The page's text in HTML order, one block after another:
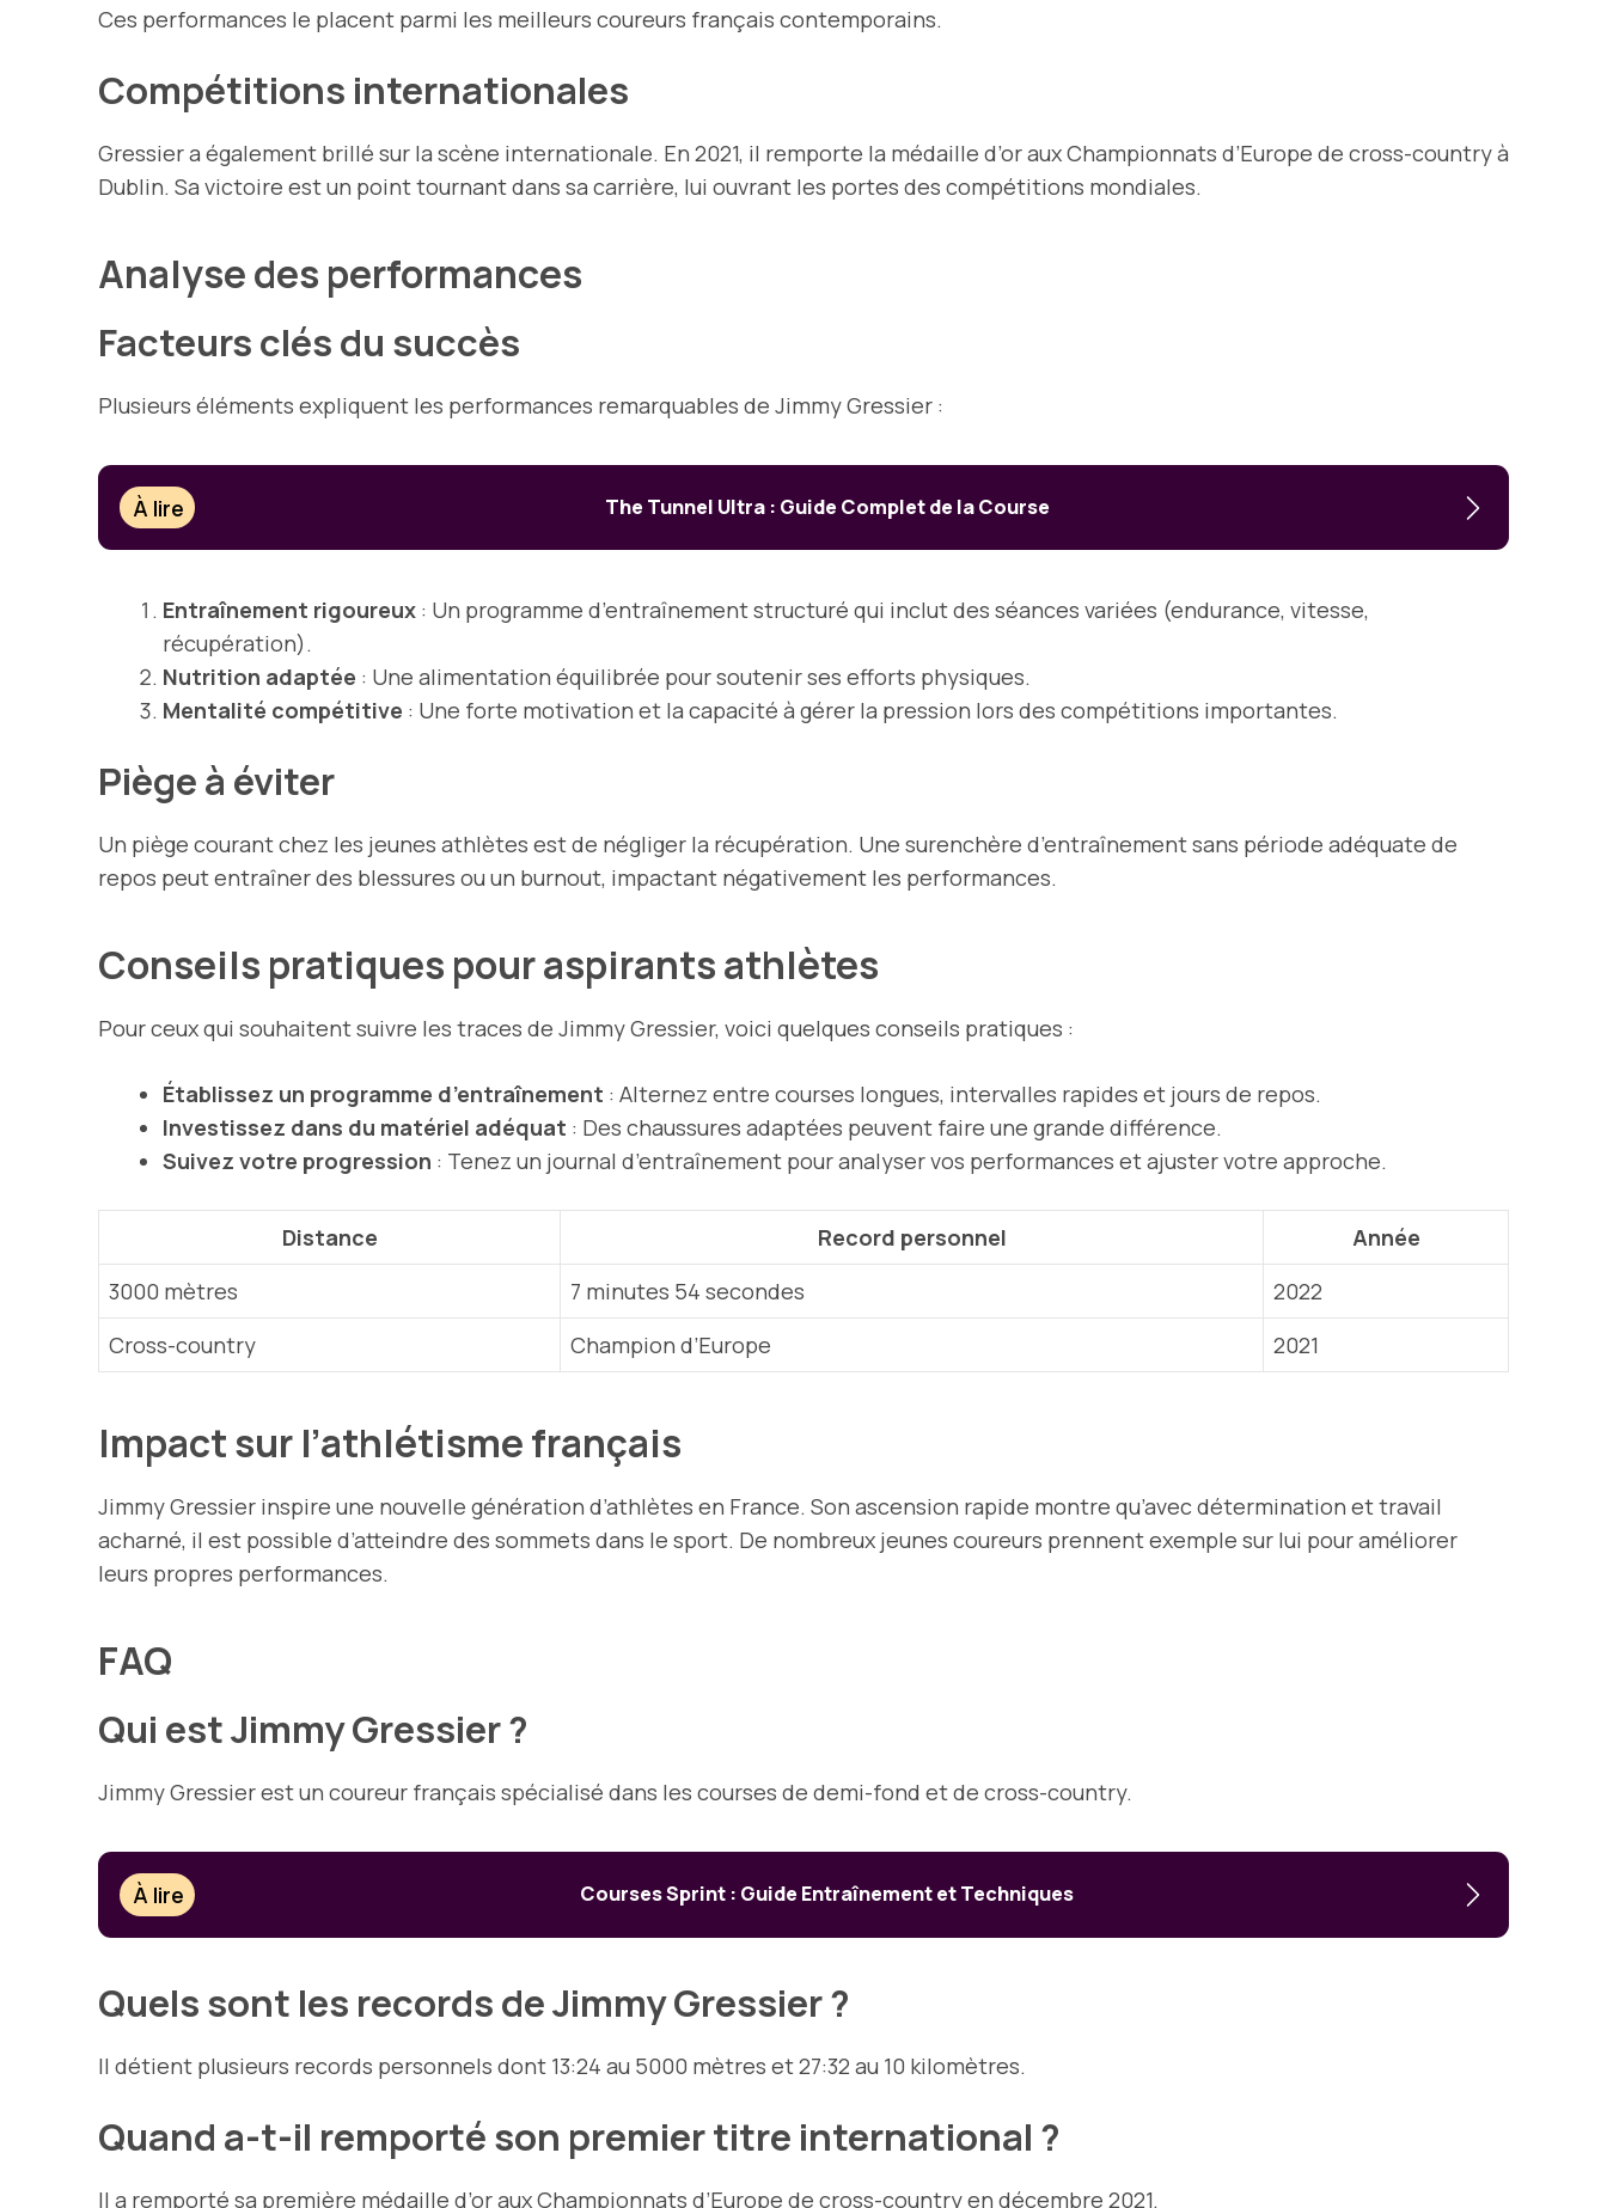
Ces performances le placent parmi les meilleurs coureurs français contemporains.
Compétitions internationales
Gressier a également brillé sur la scène internationale. En 2021, il remporte la médaille d’or aux Championnats d’Europe de cross-country à
Dublin. Sa victoire est un point tournant dans sa carrière, lui ouvrant les portes des compétitions mondiales.
Analyse des performances
Facteurs clés du succès
Plusieurs éléments expliquent les performances remarquables de Jimmy Gressier :
À lire The Tunnel Ultra : Guide Complet de la Course
Entraînement rigoureux : Un programme d’entraînement structuré qui inclut des séances variées (endurance, vitesse,
récupération).
Nutrition adaptée : Une alimentation équilibrée pour soutenir ses efforts physiques.
Mentalité compétitive : Une forte motivation et la capacité à gérer la pression lors des compétitions importantes.
Piège à éviter
Un piège courant chez les jeunes athlètes est de négliger la récupération. Une surenchère d’entraînement sans période adéquate de
repos peut entraîner des blessures ou un burnout, impactant négativement les performances.
Conseils pratiques pour aspirants athlètes
Pour ceux qui souhaitent suivre les traces de Jimmy Gressier, voici quelques conseils pratiques :
Établissez un programme d’entraînement : Alternez entre courses longues, intervalles rapides et jours de repos.
Investissez dans du matériel adéquat : Des chaussures adaptées peuvent faire une grande différence.
Suivez votre progression : Tenez un journal d’entraînement pour analyser vos performances et ajuster votre approche.
Distance Record personnel
Année
3000 mètres
7 minutes 54 secondes
2022
Cross-country
Champion d’Europe 2021
Impact sur l’athlétisme français
Jimmy Gressier inspire une nouvelle génération d’athlètes en France. Son ascension rapide montre qu’avec détermination et travail
acharné, il est possible d’atteindre des sommets dans le sport. De nombreux jeunes coureurs prennent exemple sur lui pour améliorer
leurs propres performances.
FAQ
Qui est Jimmy Gressier ?
Jimmy Gressier est un coureur français spécialisé dans les courses de demi-fond et de cross-country.
À lire Courses Sprint : Guide Entraînement et Techniques
Quels sont les records de Jimmy Gressier ?
Il détient plusieurs records personnels dont 13:24 au 5000 mètres et 27:32 au 10 kilomètres.
Quand a-t-il remporté son premier titre international ?
Il a remporté sa première médaille d’or aux Championnats d’Europe de cross-country en décembre 2021.